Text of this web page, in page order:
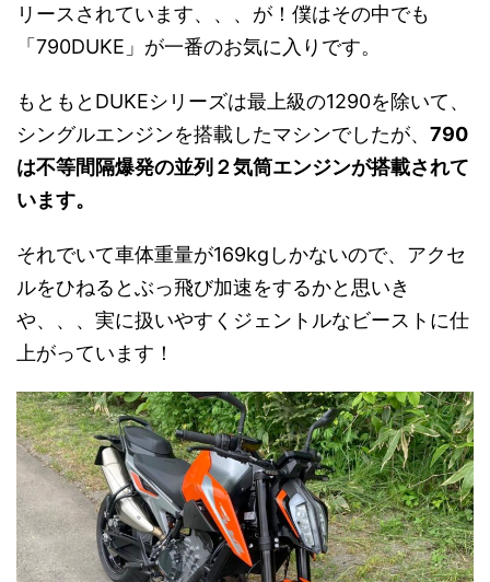
リースされています、、、が！僕はその中でも
「790DUKE」が一番のお気に入りです。
もともとDUKEシリーズは最上級の1290を除いて、
シングルエンジンを搭載したマシンでしたが、 790
は不等間隔爆発の並列２気筒エンジンが搭載されて
います。
それでいて車体重量が169kgしかないので、アクセ
ルをひねるとぶっ飛び加速をするかと思いき
や、、、実に扱いやすくジェントルなビーストに仕
上がっています！